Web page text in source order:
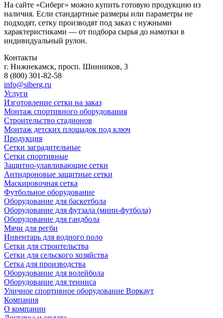
На сайте «Сиберг» можно купить готовую продукцию из
наличия. Если стандартные размеры или параметры не
подходят, сетку производят под заказ с нужными
характеристиками — от подбора сырья до намотки в
индивидуальный рулон.
Контакты
г. Нижнекамск, просп. Шинников, 3
8 (800) 301-82-58
info@siberg.ru
Услуги
Изготовление сетки на заказ
Монтаж спортивного оборудования
Строительство стадионов
Монтаж детских площадок под ключ
Продукция
Сетки заградительные
Сетки спортивные
Защитно-улавливающие сетки
Антидроновые защитные сетки
Маскировочная сетка
Футбольное оборудование
Оборудование для баскетбола
Оборудование для футзала (мини-футбола)
Оборудование для гандбола
Мячи для регби
Инвентарь для водного поло
Сетки для строительства
Сетки для сельского хозяйства
Сетка для производства
Оборудование для волейбола
Оборудование для тенниса
Уличное спортивное оборудование Воркаут
Компания
О компании